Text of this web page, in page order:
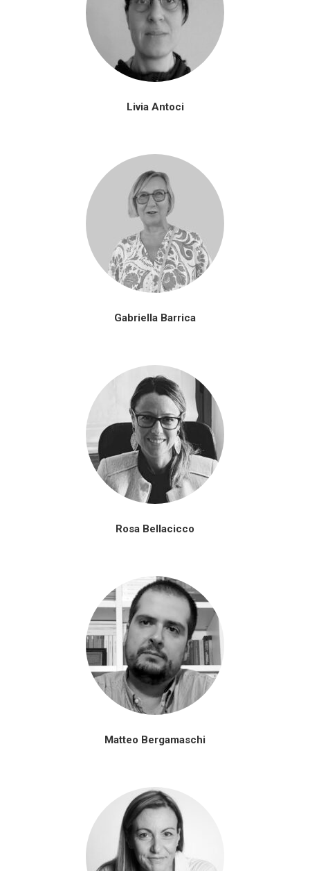
Livia Antoci
Gabriella Barrica
Rosa Bellacicco
Matteo Bergamaschi